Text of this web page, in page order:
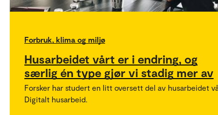
Forbruk, klima og miljø
Husarbeidet vårt er i endring, og
særlig én type gjør vi stadig mer av
Forsker har studert en litt oversett del av husarbeidet
Digitalt husarbeid.